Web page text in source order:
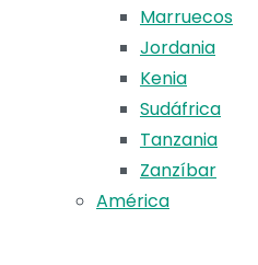
Marruecos
Jordania
Kenia
Sudáfrica
Tanzania
Zanzíbar
América